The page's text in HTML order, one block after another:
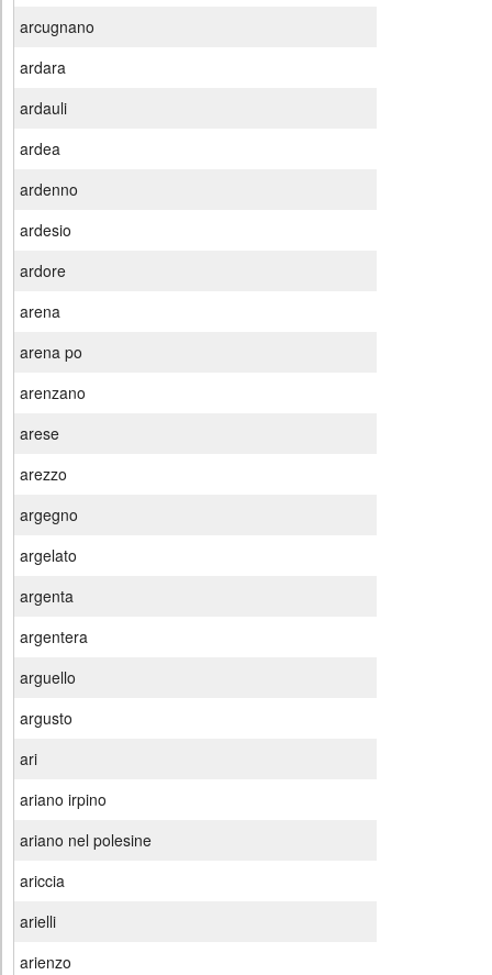
arcugnano
ardara
ardauli
ardea
ardenno
ardesio
ardore
arena
arena po
arenzano
arese
arezzo
argegno
argelato
argenta
argentera
arguello
argusto
ari
ariano irpino
ariano nel polesine
ariccia
arielli
arienzo